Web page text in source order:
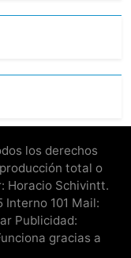
los derechos
total o
Horacio Schivintt.
101 Mail:
Publicidad:
gracias a